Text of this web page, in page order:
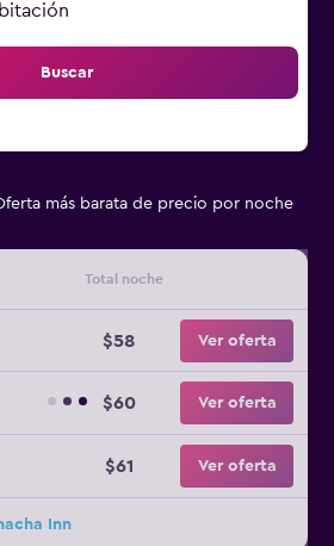
Buscar
más barata de precio por noche
Total noche
$58 Ver oferta
$60 Ver oferta
$61 Ver oferta
Inn